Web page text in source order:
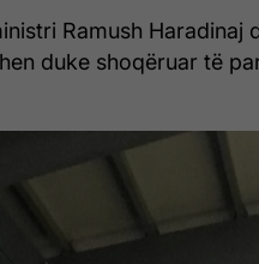
Ramush Haradinaj
duke shoqëruar të